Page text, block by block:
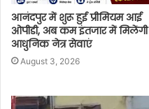
आनंदपुर में शुरू हुई प्रीमियम आई
ओपीडी, अब कम इंतजार में मिलेंगी
आधुनिक नेत्र सेवाएं
August 3, 2026